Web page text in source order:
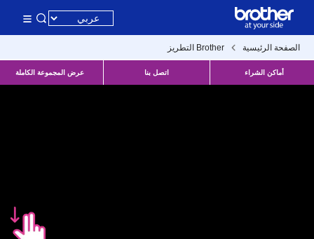
الصفحة الرئيسية Brother التطريز
أماكن الشراء اتصل بنا عرض المجموعة الكاملة